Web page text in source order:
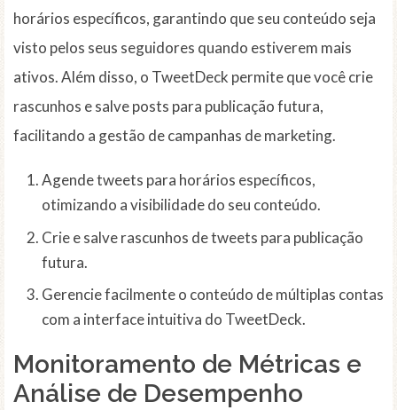
horários específicos, garantindo que seu conteúdo seja
visto pelos seus seguidores quando estiverem mais
ativos. Além disso, o TweetDeck permite que você crie
rascunhos e salve posts para publicação futura,
facilitando a gestão de campanhas de marketing.
Agende tweets para horários específicos,
otimizando a visibilidade do seu conteúdo.
Crie e salve rascunhos de tweets para publicação
futura.
Gerencie facilmente o conteúdo de múltiplas contas
com a interface intuitiva do TweetDeck.
Monitoramento de Métricas e
Análise de Desempenho